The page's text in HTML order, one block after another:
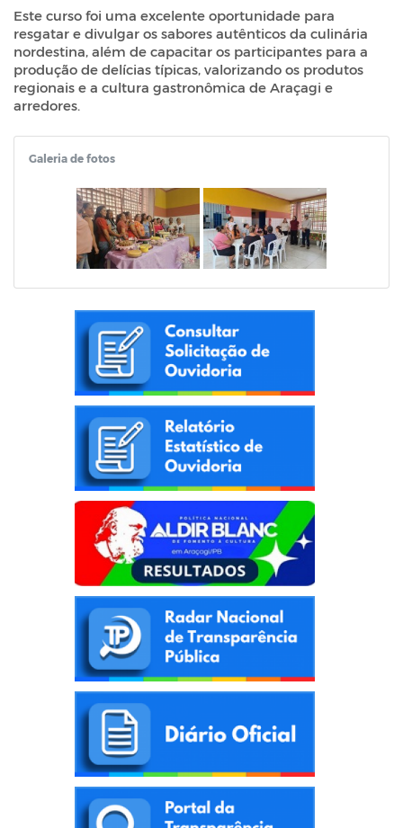
Este curso foi uma excelente oportunidade para
resgatar e divulgar os sabores autênticos da culinária
nordestina, além de capacitar os participantes para a
produção de delícias típicas, valorizando os produtos
regionais e a cultura gastronômica de Araçagi e
arredores.
Galeria de fotos